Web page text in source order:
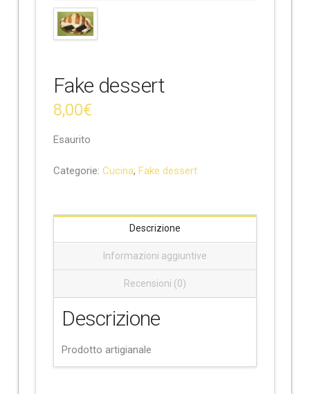
e
Fake dessert
8,00€
Esaurito
Categorie: Cucina, Fake dessert
Descrizione
Informazioni aggiuntive
Recensioni (0)
Descrizione
Prodotto artigianale